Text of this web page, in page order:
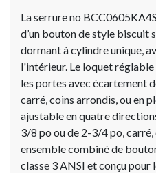
La serrure no
d’un bouton de style biscuit
dormant à cylindre unique,
l'intérieur. Le loquet réglable
les portes avec écartement
carré, coins arrondis, ou en
ajustable en quatre
3/8 po ou de 2-3/4 po,
ensemble combiné de
classe 3 ANSI et conçu